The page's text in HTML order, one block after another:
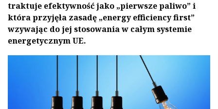
traktuje efektywność jako „pierwsze paliwo” i
która przyjęła zasadę „energy efficiency first”
wzywając do jej stosowania w całym systemie
energetycznym UE.